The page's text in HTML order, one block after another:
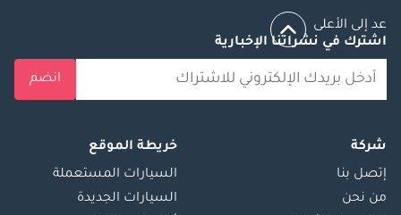
عد إلى الأعلى
اشترك في نشراتنا الإخبارية
انضم
شركة
إتصل بنا
من نحن
خريطة الموقع
السيارات المستعملة
السيارات الجديدة